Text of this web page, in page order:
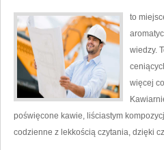
to
wiedzy.
więcej
poświęcone kawie, liściastym
codzienne z lekkością czytania, dzięki